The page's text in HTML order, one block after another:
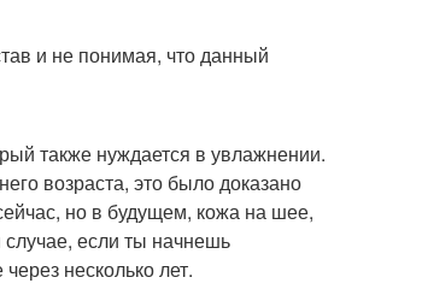
и не понимая, что данный
также нуждается в увлажнении.
возраста, это было доказано
но в будущем, кожа на шее,
случае, если ты начнешь
несколько лет.